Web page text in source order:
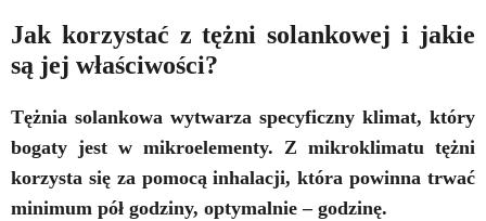
Jak korzystać z tężni solankowej i jakie
są jej właściwości?
Tężnia solankowa wytwarza specyficzny klimat, który
bogaty jest w mikroelementy. Z mikroklimatu tężni
korzysta się za pomocą inhalacji, która powinna trwać
minimum pół godziny, optymalnie – godzinę.